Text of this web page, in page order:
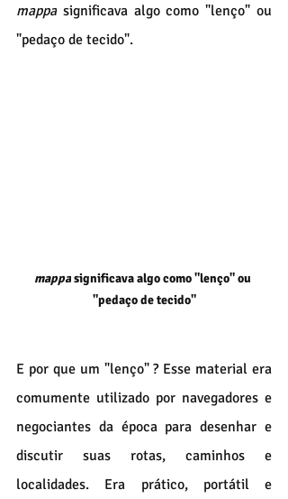
mappa significava algo como "lenço" ou
"pedaço de tecido".
mappa significava algo como "lenço" ou
"pedaço de tecido"
E por que um "lenço" ? Esse material era
comumente utilizado por navegadores e
negociantes da época para desenhar e
discutir suas rotas, caminhos e
localidades. Era prático, portátil e